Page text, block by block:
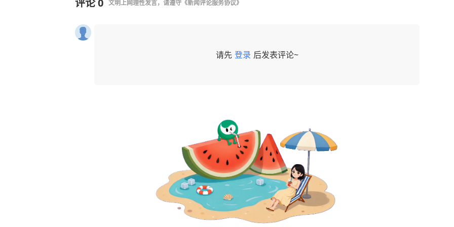
评论0 文明上网理性发言，请遵守 《新闻评论服务协议》
请先 登录 后发表评论~